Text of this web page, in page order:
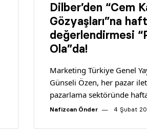
Dilber’den “Cem
Gözyaşları”na
değerlendirmesi
Ola”da!
Marketing Türkiye Genel
Günseli Özen, her pazar
pazarlama sektöründe
Nafizcan Önder 4 Şubat